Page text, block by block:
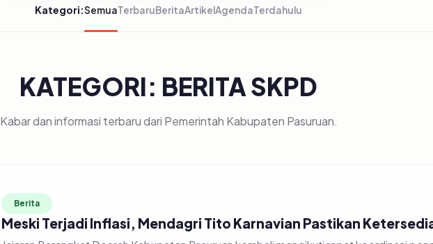
Kategori:SemuaTerbaruBeritaArtikelAgendaTerdahulu
KATEGORI: BERITA SKPD
Kabar dan informasi terbaru dari Pemerintah Kabupaten Pasuruan.
Berita
Meski Terjadi Inflasi, Mendagri Tito Karnavian Pastikan